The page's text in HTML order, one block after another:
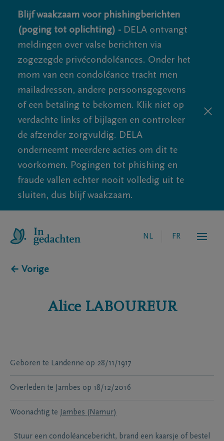
Blijf waakzaam voor phishingberichten
(poging tot oplichting) - DELA ontvangt
meldingen over valse berichten via
zogezegde privécondoléances. Onder het
mom van een condoléance tracht men
mailadressen, andere persoonsgegevens
of een betaling te bekomen. Klik niet op
verdachte links of bijlagen en controleer
de afzender zorgvuldig. DELA
onderneemt meerdere acties om dit te
voorkomen. Pogingen tot phishing en
fraude vallen echter nooit volledig uit te
sluiten, dus blijf waakzaam.
NL FR
← Vorige
Alice LABOUREUR
Geboren te Landenne op 28/11/1917
Overleden te Jambes op 18/12/2016
Woonachtig te Jambes (Namur)
Stuur een condoléancebericht, brand een kaarsje of bestel